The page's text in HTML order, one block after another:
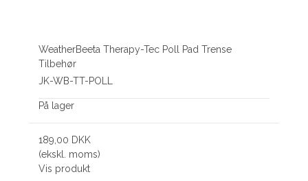
WeatherBeeta Therapy-Tec Poll Pad Trense
Tilbehør
JK-WB-TT-POLL
På lager
189,00 DKK
(ekskl. moms)
Vis produkt